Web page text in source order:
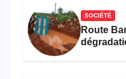
SOCIÉTÉ
Route